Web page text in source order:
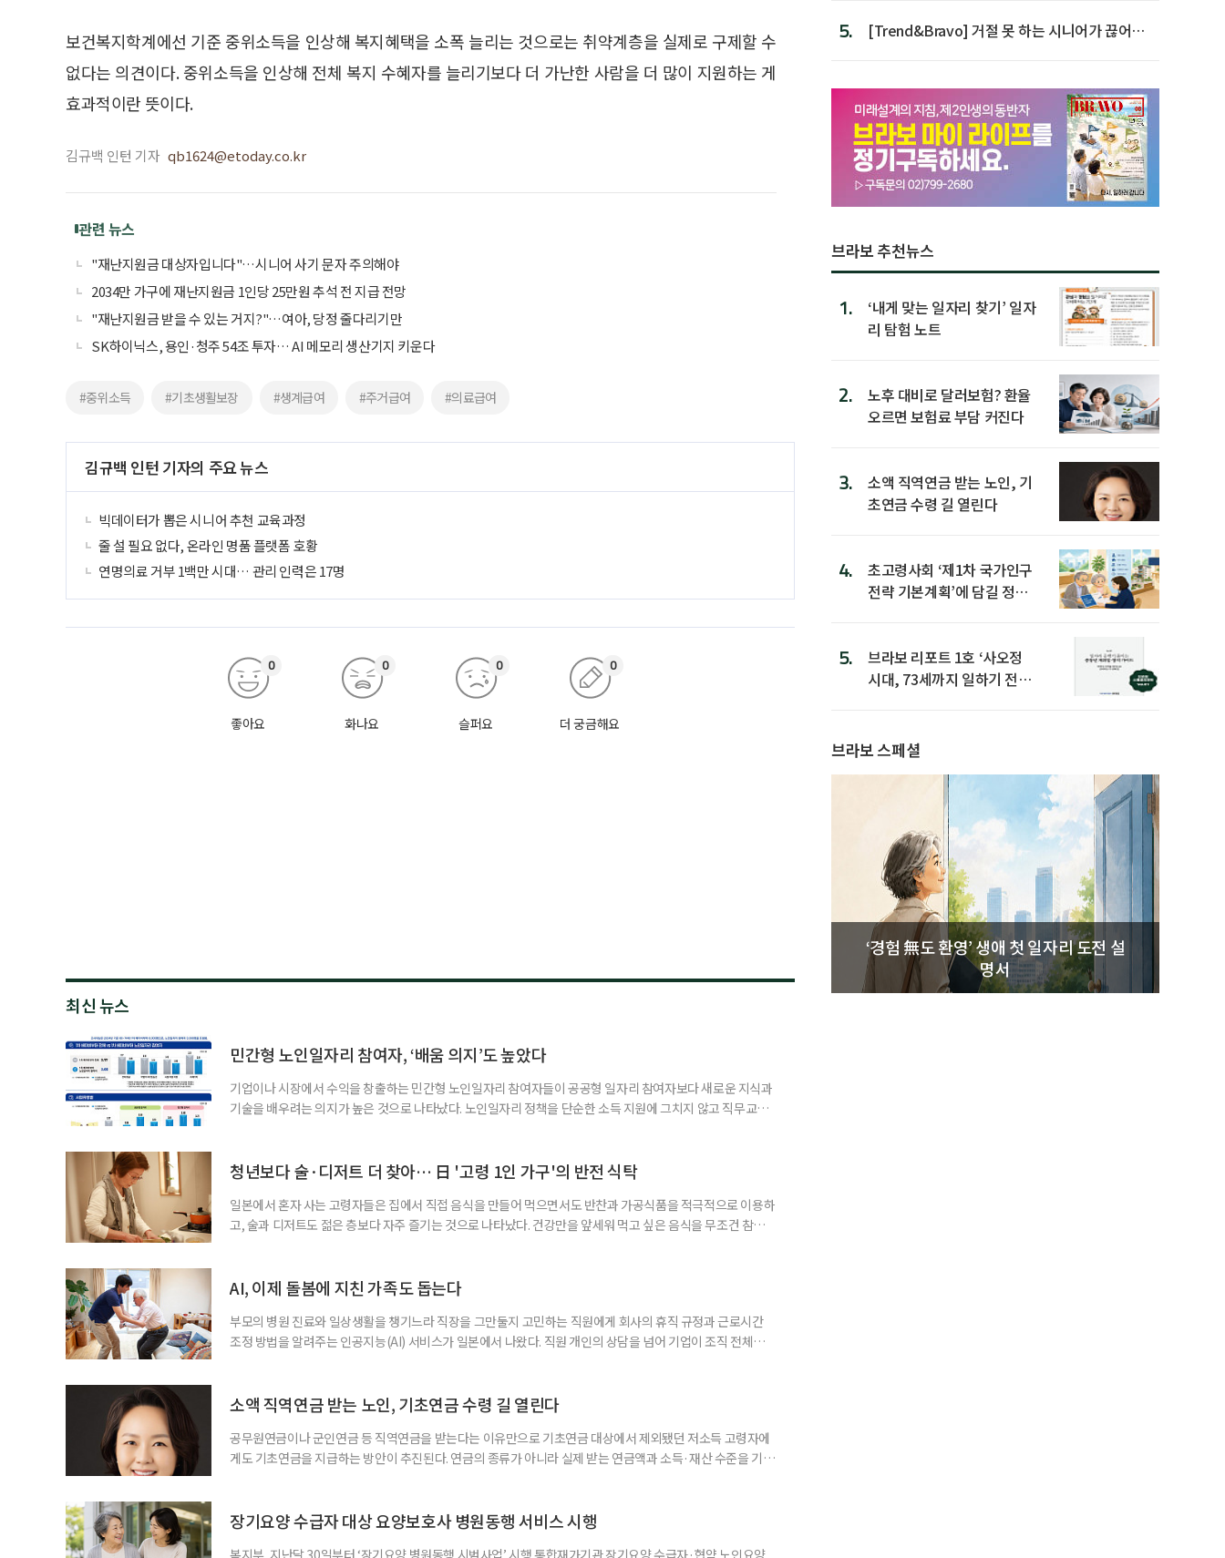
보건복지학계에선 기준 중위소득을 인상해 복지혜택을 소폭 늘리는 것으로는 취약계층을 실제로 구제할 수
없다는 의견이다. 중위소득을 인상해 전체 복지 수혜자를 늘리기보다 더 가난한 사람을 더 많이 지원하는 게
효과적이란 뜻이다.
김규백 인턴 기자 qb1624@etoday.co.kr
관련 뉴스
"재난지원금 대상자입니다"…시니어 사기 문자 주의해야
2034만 가구에 재난지원금 1인당 25만원 추석 전 지급 전망
"재난지원금 받을 수 있는 거지?"…여아, 당정 줄다리기만
SK하이닉스, 용인·청주 54조 투자… AI 메모리 생산기지 키운다
#중위소득 #기초생활보장 #생계급여 #주거급여 #의료급여
김규백 인턴 기자의 주요 뉴스
빅데이터가 뽑은 시니어 추천 교육과정
줄 설 필요 없다, 온라인 명품 플랫폼 호황
연명의료 거부 1백만 시대… 관리 인력은 17명
좋아요
0
화나요
0
슬퍼요
0
더 궁금해요
0
최신 뉴스
민간형 노인일자리 참여자, ‘배움 의지’도 높았다
기업이나 시장에서 수익을 창출하는 민간형 노인일자리 참여자들이 공공형 일자리 참여자보다 새로운 지식과
기술을 배우려는 의지가 높은 것으로 나타났다. 노인일자리 정책을 단순한 소득 지원에 그치지 않고 직무교육
비부머 세대 가운데 노인일자리 참여자들의 교육학습동기를 성별과 연령, 거주지역, 소득, 가구형태, 일자리 유
청년보다 술·디저트 더 찾아… 日 '고령 1인 가구'의 반전 식탁
일본에서 혼자 사는 고령자들은 집에서 직접 음식을 만들어 먹으면서도 반찬과 가공식품을 적극적으로 이용하
고, 술과 디저트도 젊은 층보다 자주 즐기는 것으로 나타났다. 건강만을 앞세워 먹고 싶은 음식을 무조건 참기보
접 만든 음식이나 남은 음식이 차지하는 비중은 51%였다. 반찬과 냉동·즉석식품, 통조림 등 외부에서 조
AI, 이제 돌봄에 지친 가족도 돕는다
부모의 병원 진료와 일상생활을 챙기느라 직장을 그만둘지 고민하는 직원에게 회사의 휴직 규정과 근로시간
조정 방법을 알려주는 인공지능(AI) 서비스가 일본에서 나왔다. 직원 개인의 상담을 넘어 기업이 조직 전체의
다. 이 서비스를 사용하면 직원은 이름을 밝히지 않고 하루 24시간 AI와 상담할 수 있으며, 인
소액 직역연금 받는 노인, 기초연금 수령 길 열린다
공무원연금이나 군인연금 등 직역연금을 받는다는 이유만으로 기초연금 대상에서 제외됐던 저소득 고령자에
게도 기초연금을 지급하는 방안이 추진된다. 연금의 종류가 아니라 실제 받는 연금액과 소득·재산 수준을 기준
다. 최근 기초연금 구조 개편 논의가 이어지는 가운데, 정부도 그동안 소득·재산이 적어도 직역연금을 받는다
장기요양 수급자 대상 요양보호사 병원동행 서비스 시행
복지부, 지난달 30일부터 ‘장기요양 병원동행 시범사업’ 시행 통합재가기관 장기요양 수급자·협약 노인요양
5.
[Trend&Bravo] 거절 못 하는 시니어가 끊어야
브라보 추천뉴스
1.
‘내게 맞는 일자리 찾기’ 일자
리 탐험 노트
2.
노후 대비로 달러보험? 환율
오르면 보험료 부담 커진다
3.
소액 직역연금 받는 노인, 기
초연금 수령 길 열린다
4.
초고령사회 ‘제1차 국가인구
전략 기본계획’에 담길 정책
5.
브라보 리포트 1호 ‘사오정
시대, 73세까지 일하기 전략’
브라보 스페셜
‘경험 無도 환영’ 생애 첫 일자리 도전 설
명서